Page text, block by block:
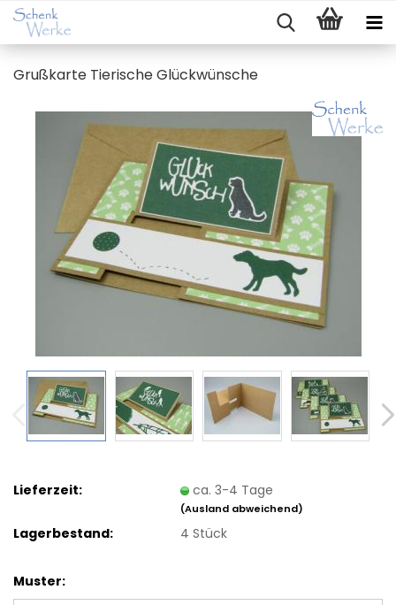
Gruß­kar­te Tie­ri­sche Glück­wün­sche
Lieferzeit: ca. 3-4 Tage
(Ausland abweichend)
Lagerbestand: 4Stück
Muster: